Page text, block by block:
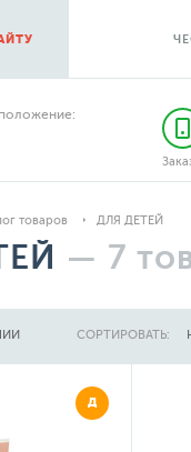
товаров ДЛЯ ДЕТЕЙ
— 7
СОРТИРОВАТЬ:
Д